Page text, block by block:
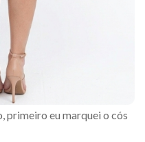
primeiro eu marquei o cós